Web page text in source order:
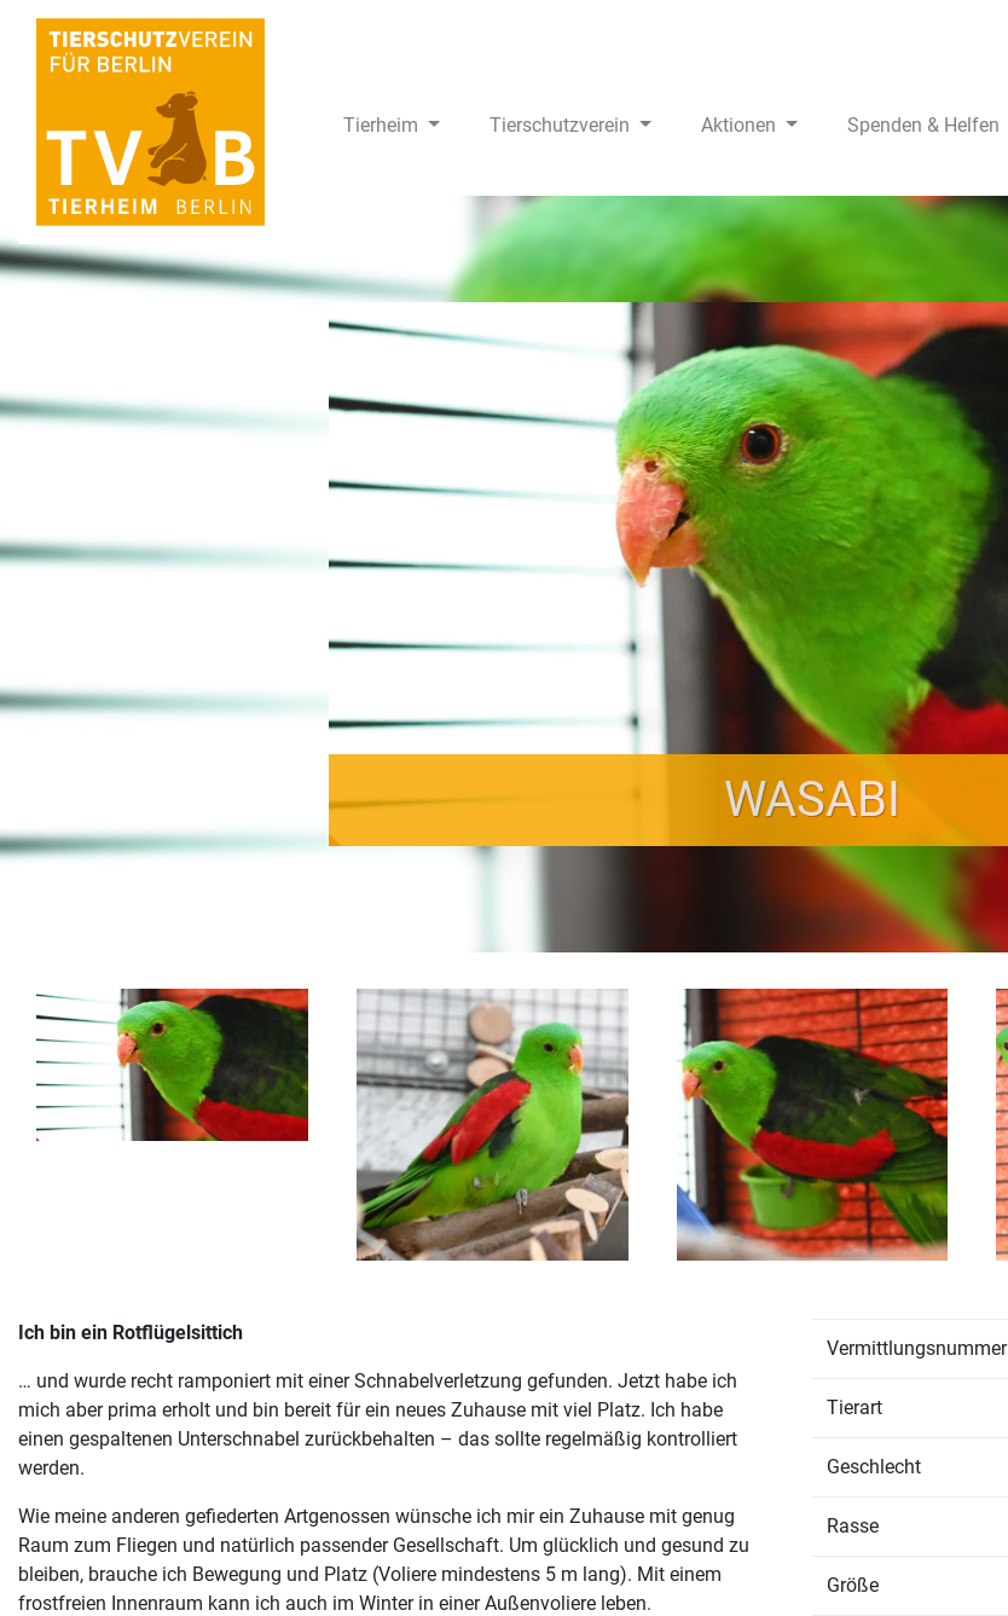
Tierheim Tierschutzverein Aktionen Spenden & Helfen
WASABI
Ich bin ein Rotflügelsittich
… und wurde recht ramponiert mit einer Schnabelverletzung gefunden. Jetzt habe ich
mich aber prima erholt und bin bereit für ein neues Zuhause mit viel Platz. Ich habe
einen gespaltenen Unterschnabel zurückbehalten – das sollte regelmäßig kontrolliert
werden.
Wie meine anderen gefiederten Artgenossen wünsche ich mir ein Zuhause mit genug
Raum zum Fliegen und natürlich passender Gesellschaft. Um glücklich und gesund zu
bleiben, brauche ich Bewegung und Platz (Voliere mindestens 5 m lang). Mit einem
frostfreien Innenraum kann ich auch im Winter in einer Außenvoliere leben.
Vermittlungsnummer
Tierart
Geschlecht
Rasse
Größe